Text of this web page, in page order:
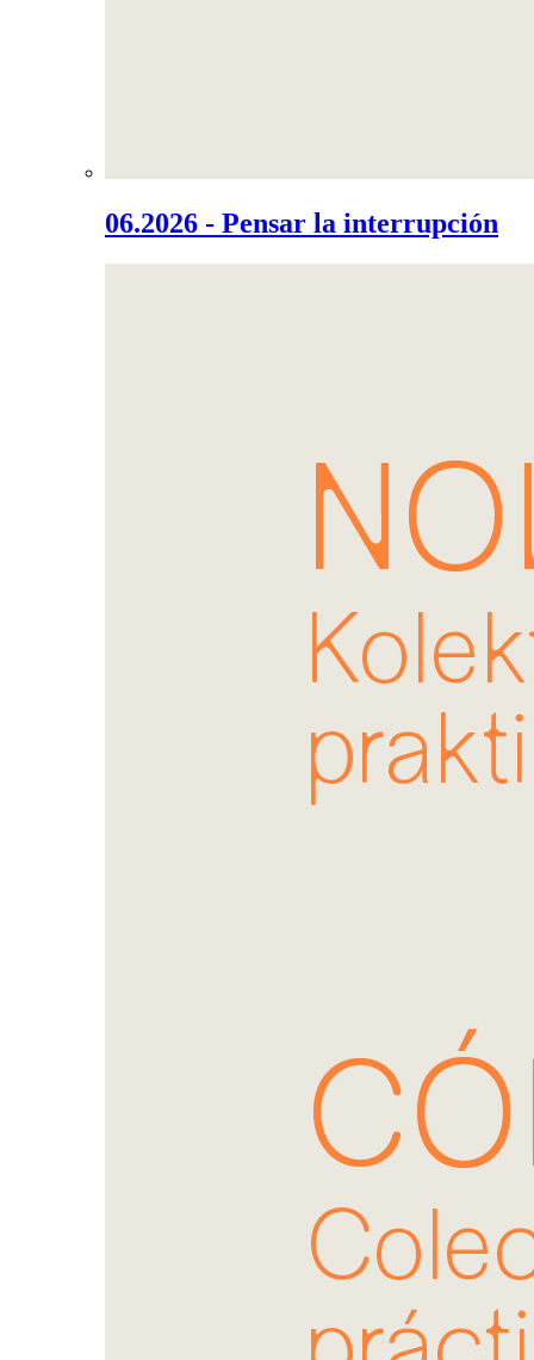
06.2026 - Pensar la interrupción